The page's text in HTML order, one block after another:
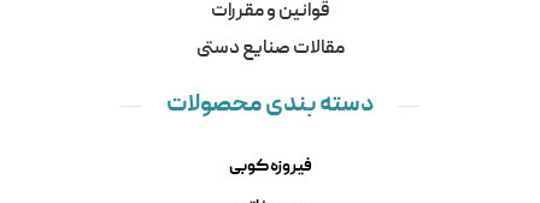
قوانین و مقررات
مقالات صنایع دستی
دسته بندی محصولات
فیروزه کوبی